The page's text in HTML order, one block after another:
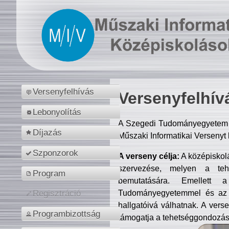
Versenyfelhívás
Lebonyolítás
Díjazás
Szponzorok
Program
Regisztráció
Programbizottság
A Szegedi
Műszaki Informatikai
A verseny célja: A
szervezése, melyen a
bemutatására. Emellett
Tudományegyetemmel és
hallgatóivá válhatnak. A
támogatja a